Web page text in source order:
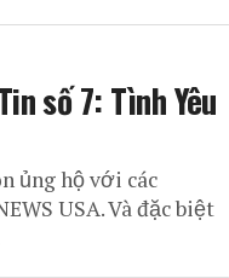
số 7: Tình Yêu
ủng hộ với các
USA. Và đặc biệt